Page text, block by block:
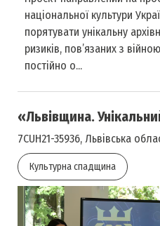
національної культури
порятувати унікальну
ризиків, пов’язаних з
постійно о...
«Львівщина.
7CUH21-35936, Львівська
Культурна спадщина